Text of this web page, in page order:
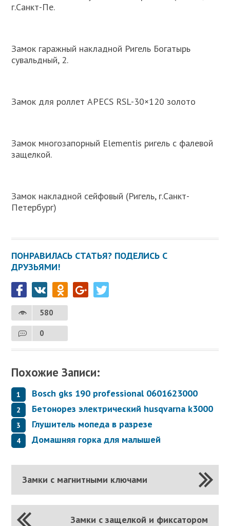
г.Санкт-Пе.
Замок гаражный накладной Ригель Богатырь
сувальдный, 2.
Замок для роллет APECS RSL-30×120 золото
Замок многозапорный Elementis ригель с фалевой
защелкой.
Замок накладной сейфовый (Ригель, г.Санкт-
Петербург)
ПОНРАВИЛАСЬ СТАТЬЯ? ПОДЕЛИСЬ С
ДРУЗЬЯМИ!
580
0
Похожие Записи:
Bosch gks 190 professional 0601623000
Бетонорез электрический husqvarna k3000
Глушитель мопеда в разрезе
Домашняя горка для малышей
Замки с магнитными ключами
Замки с защелкой и фиксатором